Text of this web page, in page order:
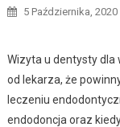
5 Października, 2020
Wizyta u dentysty dla
od lekarza, że
leczeniu
endodoncja oraz